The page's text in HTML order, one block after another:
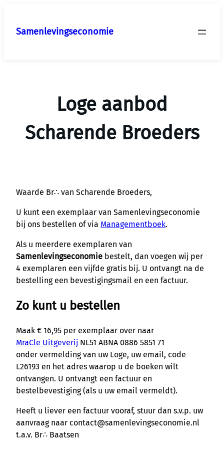
Samenlevingseconomie
Loge aanbod
Scharende Broeders
Waarde Br∴ van Scharende Broeders,
U kunt een exemplaar van Samenlevingseconomie
bij ons bestellen of via Managementboek.
Als u meerdere exemplaren van
Samenlevingseconomie bestelt, dan voegen wij per
4 exemplaren een vijfde gratis bij. U ontvangt na de
bestelling een bevestigingsmail en een factuur.
Zo kunt u bestellen
Maak € 16,95 per exemplaar over naar
MraCle Uitgeverij NL51 ABNA 0886 5851 71
onder vermelding van uw Loge, uw email, code
L26193 en het adres waarop u de boeken wilt
ontvangen. U ontvangt een factuur en
bestelbevestiging (als u uw email vermeldt).
Heeft u liever een factuur vooraf, stuur dan s.v.p. uw
aanvraag naar contact@samenlevingseconomie.nl
t.a.v. Br∴ Baatsen